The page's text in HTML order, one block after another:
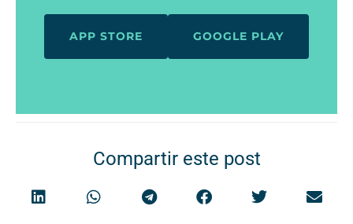
APP STORE GOOGLE PLAY
Compartir este post